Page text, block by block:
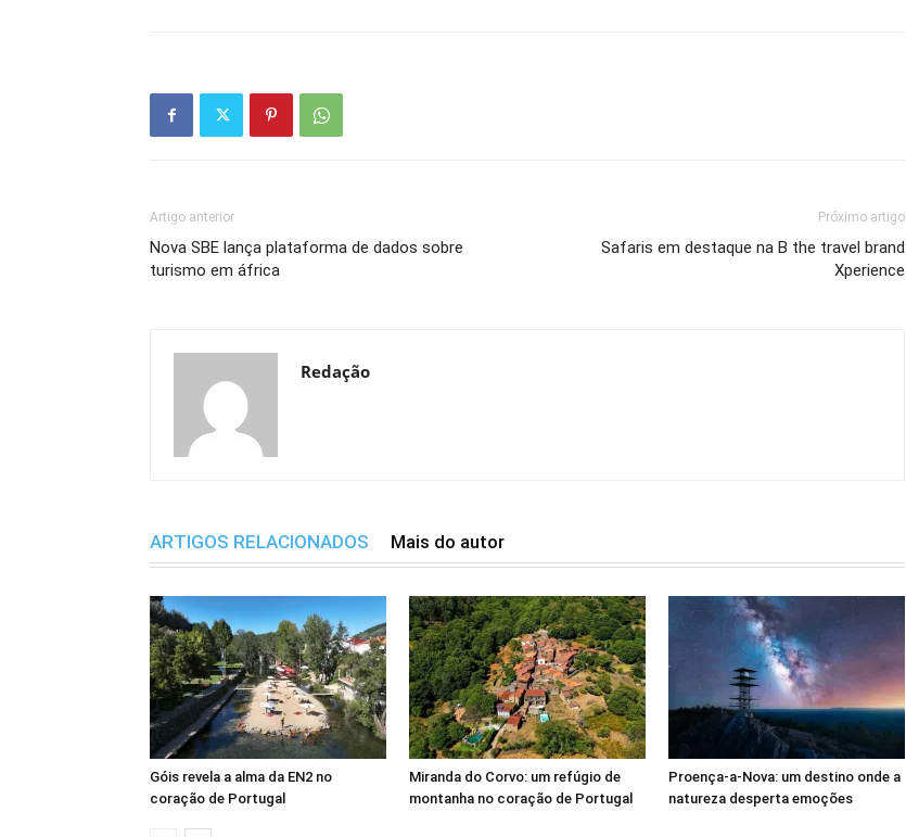
Artigo anterior
Nova SBE lança plataforma de dados sobre
turismo em áfrica
Próximo artigo
Safaris em destaque na B the travel brand
Xperience
Redação
ARTIGOS RELACIONADOS Mais do autor
Góis revela a alma da EN2 no
coração de Portugal
Miranda do Corvo: um refúgio de
montanha no coração de Portugal
Proença-a-Nova: um destino onde a
natureza desperta emoções